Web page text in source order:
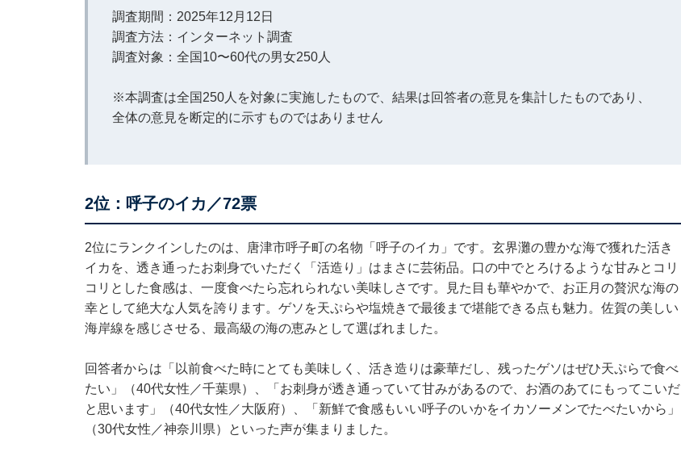
調査期間：2025年12月12日
調査方法：インターネット調査
調査対象：全国10〜60代の男女250人
※本調査は全国250人を対象に実施したもので、結果は回答者の意見を集計したものであり、
全体の意見を断定的に示すものではありません
2位：呼子のイカ／72票
2位にランクインしたのは、唐津市呼子町の名物「呼子のイカ」です。玄界灘の豊かな海で獲れた活き
イカを、透き通ったお刺身でいただく「活造り」はまさに芸術品。口の中でとろけるような甘みとコリ
コリとした食感は、一度食べたら忘れられない美味しさです。見た目も華やかで、お正月の贅沢な海の
幸として絶大な人気を誇ります。ゲソを天ぷらや塩焼きで最後まで堪能できる点も魅力。佐賀の美しい
海岸線を感じさせる、最高級の海の恵みとして選ばれました。
回答者からは「以前食べた時にとても美味しく、活き造りは豪華だし、残ったゲソはぜひ天ぷらで食べ
たい」（40代女性／千葉県）、「お刺身が透き通っていて甘みがあるので、お酒のあてにもってこいだ
と思います」（40代女性／大阪府）、「新鮮で食感もいい呼子のいかをイカソーメンでたべたいから」
（30代女性／神奈川県）といった声が集まりました。